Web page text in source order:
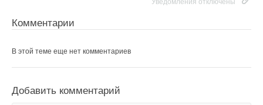
Уведомления отключены
Комментарии
В этой теме еще нет комментариев
Добавить комментарий